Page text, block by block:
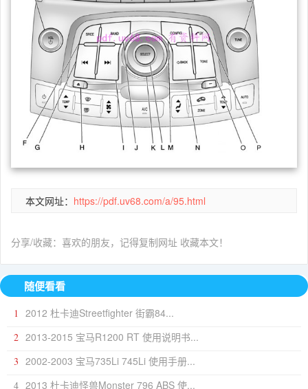
本文网址： https://pdf.uv68.com/a/95.html
分享/收藏：喜欢的朋友，记得复制网址 收藏本文！
随便看看
1 2012 杜卡迪Streetfighter 街霸84...
2 2013-2015 宝马R1200 RT 使用说明书...
3 2002-2003 宝马735Li 745Li 使用手册...
4 2013 杜卡迪怪兽Monster 796 ABS 使...